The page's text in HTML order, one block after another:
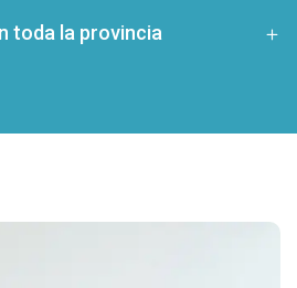
toda la provincia